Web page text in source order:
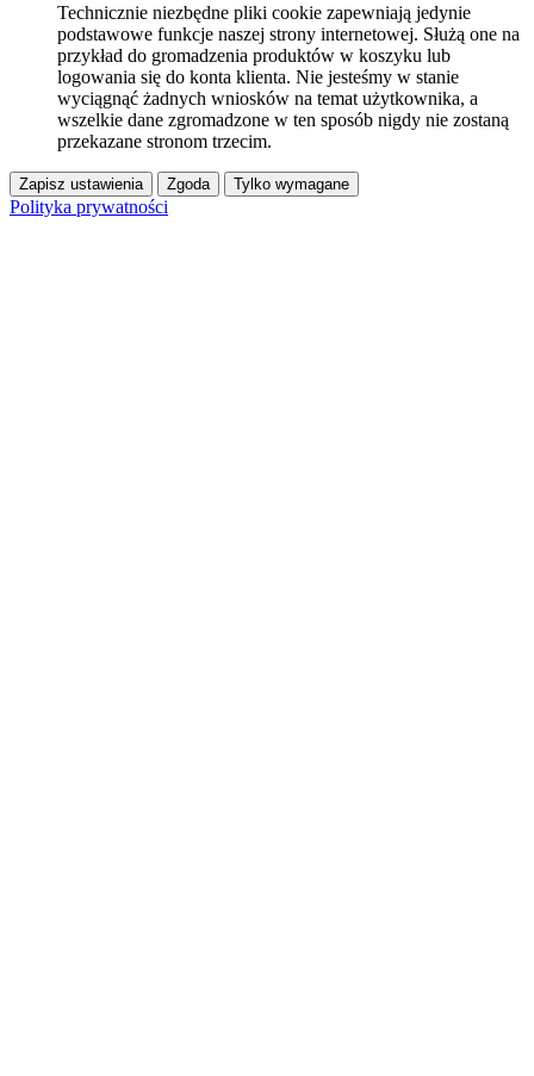
Technicznie niezbędne pliki cookie zapewniają jedynie
podstawowe funkcje naszej strony internetowej. Służą one na
przykład do gromadzenia produktów w koszyku lub
logowania się do konta klienta. Nie jesteśmy w stanie
wyciągnąć żadnych wniosków na temat użytkownika, a
wszelkie dane zgromadzone w ten sposób nigdy nie zostaną
przekazane stronom trzecim.
Zapisz ustawienia Zgoda Tylko wymagane
Polityka prywatności